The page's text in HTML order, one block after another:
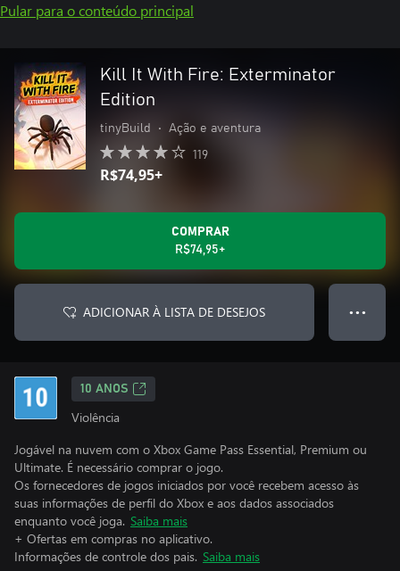
Pular para o conteúdo principal
Kill It With Fire: Exterminator
Edition
tinyBuild • Ação e aventura
119
R$74,95+
COMPRAR
R$74,95+
ADICIONAR À LISTA DE DESEJOS ● ● ●
10 ANOS
Violência
Jogável na nuvem com o Xbox Game Pass Essential, Premium ou
Ultimate. É necessário comprar o jogo.
Os fornecedores de jogos iniciados por você recebem acesso às
suas informações de perfil do Xbox e aos dados associados
enquanto você joga. Saiba mais
+ Ofertas em compras no aplicativo.
Informações de controle dos pais. Saiba mais